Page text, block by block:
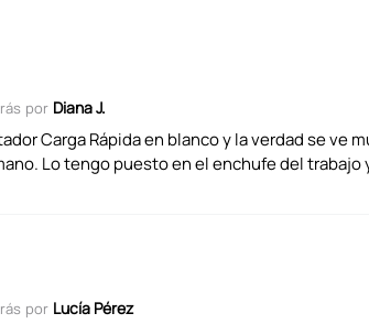
producto de 1 a 5 estrellas
email
por Diana J.
Carga Rápida en blanco y la verdad se ve
Lo tengo puesto en el enchufe del trabajo
por Lucía Pérez